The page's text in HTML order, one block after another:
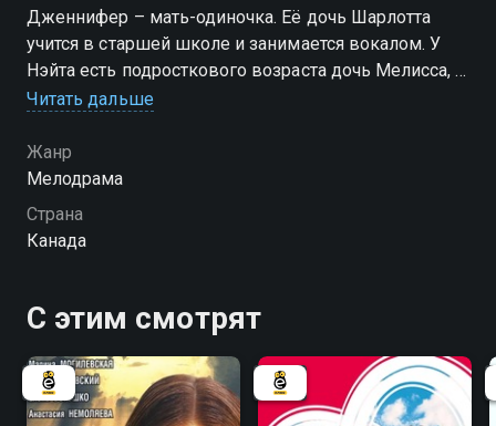
Дженнифер – мать-одиночка. Её дочь Шарлотта
учится в старшей школе и занимается вокалом. У
Нэйта есть подросткового возраста дочь Мелисса, и
он тоже воспитывает её один. Перед новогодними
благодаря забавному случаю. Дело в том, что
девушке хотелось украсить дом и придомовую
территорию к Рождеству, а светодиодный олень
никак не хотел зажигаться. С починкой помог Нэйт.
Так и началась романтическая история этой пары.
Шарлотта и Мелисса – соперницы в школьном хоре,
и вообще не могут терпеть друг друга.
Читать дальше
Жанр
Мелодрама
Страна
Канада
С этим смотрят